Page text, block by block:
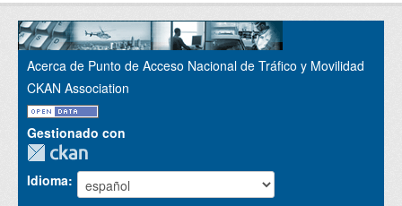
Acerca de Punto de Acceso Nacional de Tráfico y Movilidad
CKAN Association
Gestionado con
Idioma